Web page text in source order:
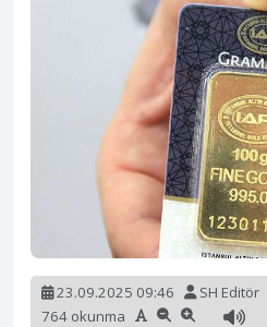
23.09.2025 09:46 SH Editör
764 okunma